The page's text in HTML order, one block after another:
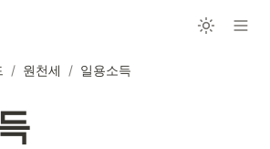
/ 원천세 / 일용소득